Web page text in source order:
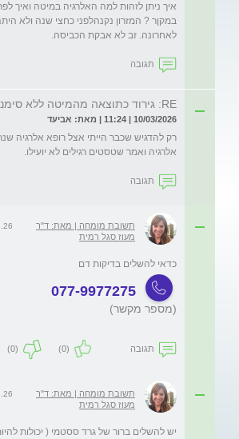
איך ניתן לזהות למה האלרגיה במיטה ואיך
במקןר ? המזרון נקנהלפני כחצי שנה ולא
לאחרונה. זב לא אבקת הכביסה.
תגובה
RE: גירוד כתוצאה מהמיטה ללא סימנים בעור
10/03/2026 | 11:24 | מאת: אביעד
רק להדגיש שכבר הייתי אצל רופא אלרגיה
אלרגיה ואמר שטסטים רגילים לא יועילו.
תגובה
תשובת מומחה | מאת: ד"ר
מעוז סגל רמית
כדאי להשלים בדיקות דם
077-9977275
(מספר מקשר)
תגובה (0)
(0)
תשובת מומחה | מאת: ד"ר
מעוז סגל רמית
יש להשלים ברור של גרד ססטמי ( יכולות